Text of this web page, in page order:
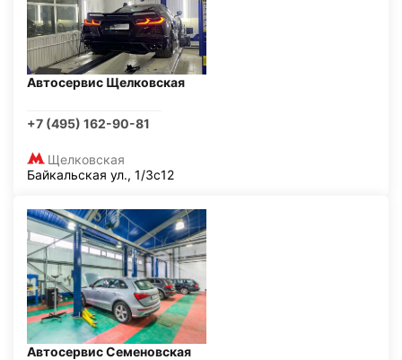
Автосервис Щелковская
+7 (495) 162-90-81
Щелковская
Байкальская ул., 1/3с12
Автосервис Семеновская